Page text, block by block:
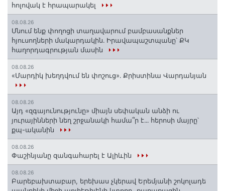
հոլովակ է հրապարակել
08.08.26
Մնում ենք փողոցի տաղավարում բամբասանքներ
հյուսողների մակարդակին․ Իրավապաշտպանը՝ ՔԿ
հաղորդագրության մասին
08.08.26
«Մարդիկ խեղդվում են փոշուց»․ Քրիստինա Վարդանյան
08.08.26
Այդ «զգայունությունը» միայն սեփական անձի ու
յուրայինների նեղ շրջանակի համա՞ր է․․․ հերոսի մայրը՝
քպ-ականին
08.08.26
Փաշինյանը զանգահարել է Ալիևին
08.08.26
Բարեբախտաբար, երեխաս չկերավ Երեմյանի շոկոլադե